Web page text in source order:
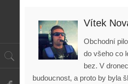
Vítek
Obchodní
do všeho co
bez. V
budoucnost, a proto by byla